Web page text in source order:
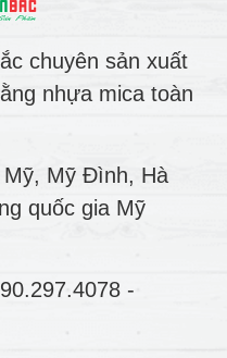
chuyên sản xuất
nhựa mica toàn
Mỹ, Mỹ Đình, Hà
quốc gia Mỹ
-